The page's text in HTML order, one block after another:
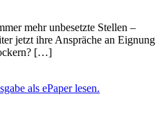
mehr unbesetzte Stellen –
jetzt ihre Anspräche an Eignung
[…]
als ePaper lesen.